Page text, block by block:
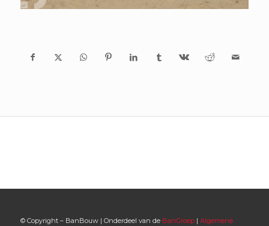
© Copyright – BanBouw | Onderdeel van de BanGroep| Algemene